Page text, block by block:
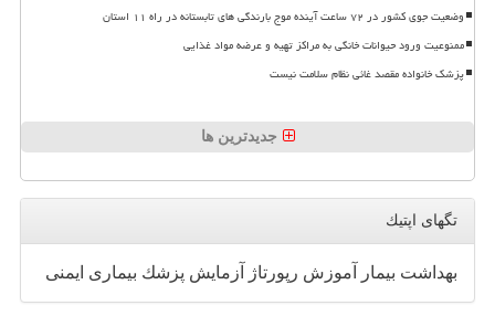
وضعیت جوی کشور در ۷۲ ساعت آینده موج بارندگی های تابستانه در راه ۱۱ استان
ممنوعیت ورود حیوانات خانگی به مراکز تهیه و عرضه مواد غذایی
پزشک خانواده مقصد غائی نظام سلامت نیست
جدیدترین ها
تگهای اپتیك
بهداشت بیمار آموزش رپورتاژ آزمایش پزشك بیماری ایمنی